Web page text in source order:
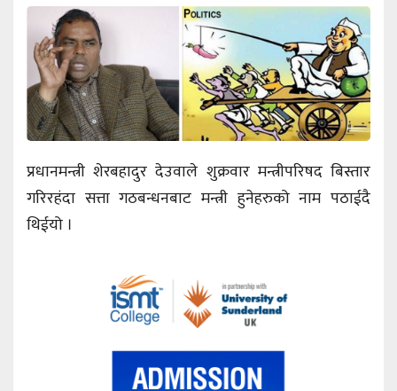
प्रधानमन्त्री शेरबहादुर देउवाले शुक्रवार मन्त्रीपरिषद बिस्तार
गरिरहंदा सत्ता गठबन्धनबाट मन्त्री हुनेहरुको नाम पठाईदै
थिईयो ।